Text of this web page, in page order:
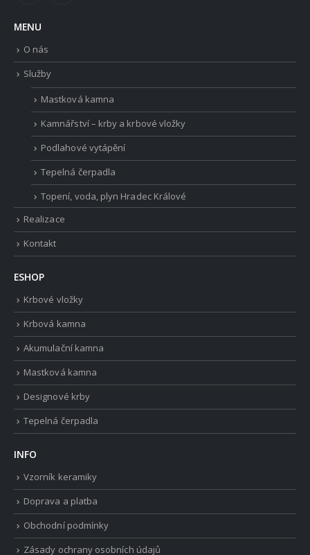
MENU
O nás
Služby
Mastková kamna
Kamnářství – krby a krbové vložky
Podlahové vytápění
Tepelná čerpadla
Topení, voda, plyn Hradec Králové
Realizace
Kontakt
ESHOP
Krbové vložky
Krbová kamna
Akumulační kamna
Mastková kamna
Designové krby
Tepelná čerpadla
INFO
Vzorník keramiky
Doprava a platba
Obchodní podmínky
Zásady ochrany osobních údajů